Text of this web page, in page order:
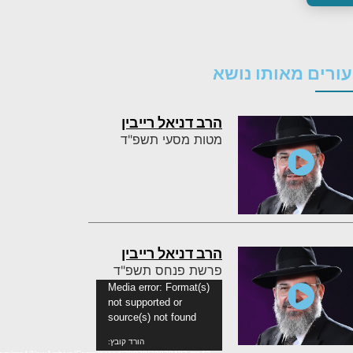
מאותו נושא
הרב דניאל רייבין
מטות מסעי תשפ"ד
הרב דניאל רייבין
פרשת פנחס תשפ"ד
Media error: Format(s)
not supported or
source(s) not found
הורד קובץ: